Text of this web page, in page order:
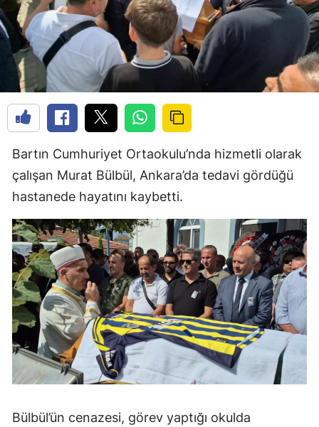
Bartın Cumhuriyet Ortaokulu’nda hizmetli olarak
çalışan Murat Bülbül, Ankara’da tedavi gördüğü
hastanede hayatını kaybetti.
Bülbül’ün cenazesi, görev yaptığı okulda